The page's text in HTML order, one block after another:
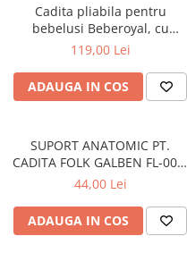
Centre de activitati
Jucarii bip-bip si chitaitoare
Jucarii de atasament
Jucarii educative bebe
Jucarii muzicale
Jucarii pentru dentitie
Jucarii sunatoare
Cadita pliabila pentru
bebelusi Beberoyal, cu
termometru digital si dop de
002
119,00 Lei
ADAUGA IN COS
SUPORT ANATOMIC PT.
CADITA FOLK GALBEN FL-003-
113
44,00 Lei
ADAUGA IN COS